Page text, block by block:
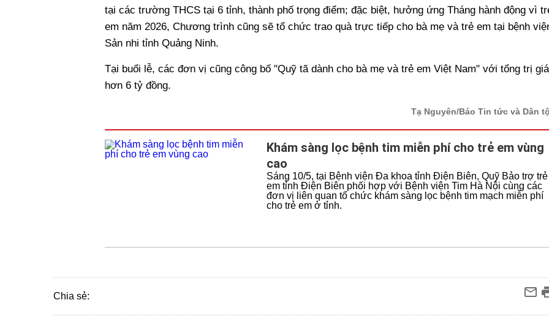
tại các trường THCS tại 6 tỉnh, thành phố trọng điểm; đặc biệt, hưởng ứng Tháng hành động vì
em năm 2026, Chương trình cũng sẽ tổ chức trao quà trực tiếp cho bà mẹ và trẻ em tại bệnh
Sản nhi tỉnh Quảng Ninh.
Tại buổi lễ, các đơn vị cũng công bố "Quỹ tã dành cho bà mẹ và trẻ em Việt Nam" với tổng trị giá
hơn 6 tỷ đồng.
Tạ Nguyên/Báo Tin tức và Dân
Khám sàng lọc bệnh tim miễn phí cho trẻ em vùng
cao
Sáng 10/5, tại Bệnh viện Đa khoa tỉnh Điện Biên, Quỹ Bảo trợ trẻ
em tỉnh Điện Biên phối hợp với Bệnh viện Tim Hà Nội cùng các
đơn vị liên quan tổ chức khám sàng lọc bệnh tim mạch miễn phí
cho trẻ em ở tỉnh.
Chia sẻ: